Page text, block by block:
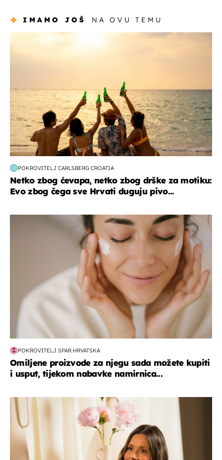
IMAMO JOŠ NA OVU TEMU
POKROVITELJ CARLSBERG CROATIA
Netko zbog ćevapa, netko zbog drške za motiku:
Evo zbog čega sve Hrvati duguju pivo...
moda & ljepota
POKROVITELJ SPAR HRVATSKA
Omiljene proizvode za njegu sada možete kupiti
i usput, tijekom nabavke namirnica...
moda & ljepota